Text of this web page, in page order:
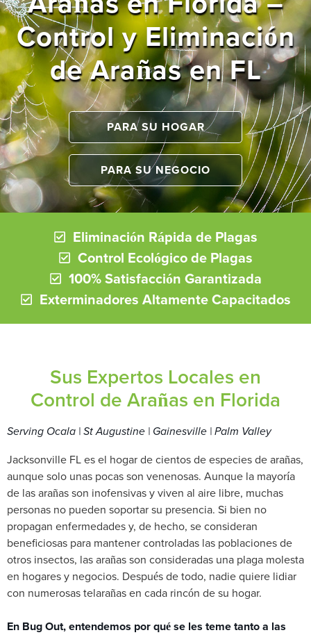
Control y Eliminación
de Arañas en FL
PARA SU HOGAR
PARA SU NEGOCIO
Eliminación Rápida de Plagas
Control Ecológico de Plagas
100% Satisfacción Garantizada
Exterminadores Altamente Capacitados
Sus Expertos Locales en
Control de Arañas en Florida
Serving Ocala | St Augustine | Gainesville | Palm Valley
Jacksonville FL es el hogar de cientos de especies de arañas,
aunque solo unas pocas son venenosas. Aunque la mayoría
de las arañas son inofensivas y viven al aire libre, muchas
personas no pueden soportar su presencia. Si bien no
propagan enfermedades y, de hecho, se consideran
beneficiosas para mantener controladas las poblaciones de
otros insectos, las arañas son consideradas una plaga molesta
en hogares y negocios. Después de todo, nadie quiere lidiar
con numerosas telarañas en cada rincón de su hogar.
En Bug Out, entendemos por qué se les teme tanto a las